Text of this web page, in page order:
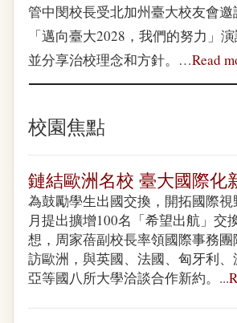
管中閔校長受北加州臺大校友會
「邁向臺大2028，我們的努力」
並分享治校理念和方針。…Read
校園焦點
鏈結歐洲名校 臺大國際化
為鼓勵學生出國交換，開拓國際
月提出擴增100名「希望出航」交
想，周家蓓副校長率領國際事務
訪歐洲，與英國、法國、匈牙利
亞等國八所大學洽談合作新約。...